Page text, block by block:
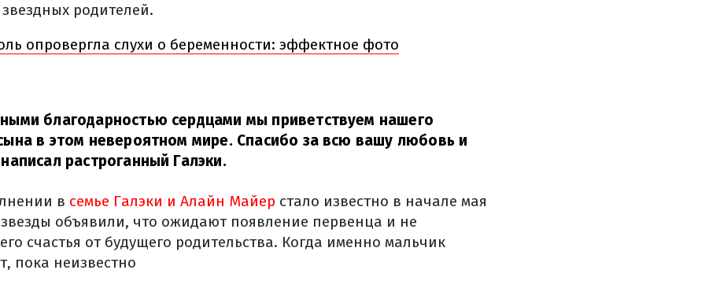
родителей.
опровергла слухи о беременности: эффектное фото
благодарностью сердцами мы приветствуем нашего
в этом невероятном мире. Спасибо за всю вашу любовь и
растроганный Галэки.
в семье Галэки и Алайн Майер стало известно в начале мая
звезды объявили, что ожидают появление первенца и не
счастья от будущего родительства. Когда именно мальчик
пока неизвестно